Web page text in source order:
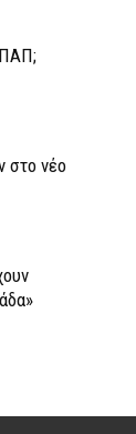
στο νέο